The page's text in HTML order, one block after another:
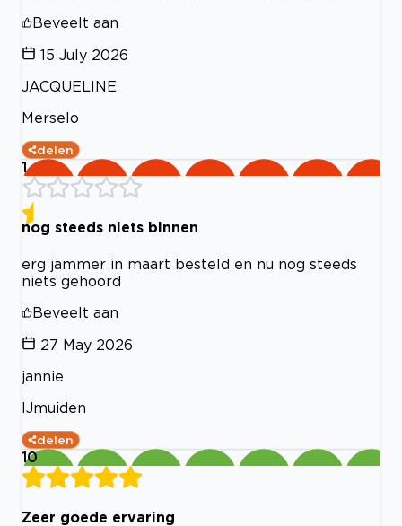
Beveelt aan
15 July 2026
JACQUELINE
Merselo
delen
1
nog steeds niets binnen
erg jammer in maart besteld en nu nog steeds
niets gehoord
Beveelt aan
27 May 2026
jannie
IJmuiden
delen
10
Zeer goede ervaring